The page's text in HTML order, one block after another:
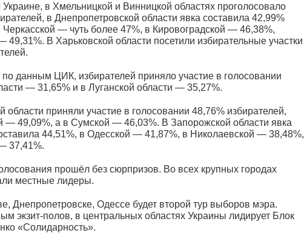
Украине, в Хмельницкой и Винницкой областях проголосовало
в Днепропетровской области явка составила 42,99%
Черкасской — чуть более 47%, в Кировоградской — 46,38%,
49,31%. В Харьковской области посетили избирательные участки
данным ЦИК, избирателей приняло участие в голосовании
— 31,65% и в Луганской области — 35,27%.
области приняли участие в голосовании 48,76% избирателей,
— 49,09%, а в Сумской — 46,03%. В Запорожской области явка
44,51%, в Одесской — 41,87%, в Николаевской — 38,48%,
37,41%.
прошёл без сюрпризов. Во всех крупных городах
местные лидеры.
Днепропетровске, Одессе будет второй тур выборов мэра.
экзит-полов, в центральных областях Украины лидирует Блок
«Солидарность».